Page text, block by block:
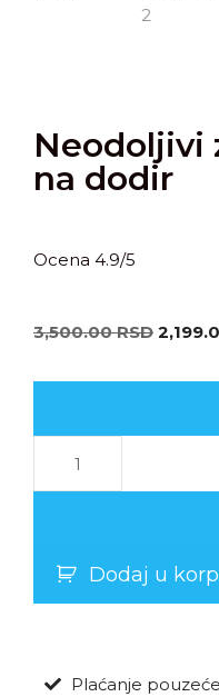
Neodoljivi
na dodir
Ocena 4.9/5
3,500.00RSD
Dodaj u
Plaćanje